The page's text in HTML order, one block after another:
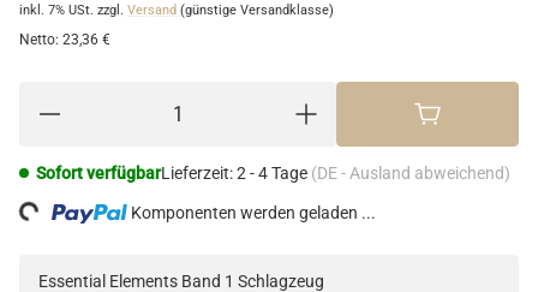
inkl. 7% USt. zzgl. Versand (günstige Versandklasse)
Netto: 23,36 €
Sofort verfügbarLieferzeit:2 - 4 Tage (DE - Ausland abweichend)
Komponenten werden geladen ...
Essential Elements Band 1 Schlagzeug